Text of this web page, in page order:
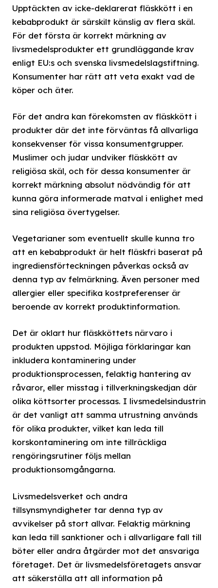
Upptäckten av icke-deklarerat fläskkött i en
kebabprodukt är särskilt känslig av flera skäl.
För det första är korrekt märkning av
livsmedelsprodukter ett grundläggande krav
enligt EU:s och svenska livsmedelslagstiftning.
Konsumenter har rätt att veta exakt vad de
köper och äter.
För det andra kan förekomsten av fläskkött i
produkter där det inte förväntas få allvarliga
konsekvenser för vissa konsumentgrupper.
Muslimer och judar undviker fläskkött av
religiösa skäl, och för dessa konsumenter är
korrekt märkning absolut nödvändig för att
kunna göra informerade matval i enlighet med
sina religiösa övertygelser.
Vegetarianer som eventuellt skulle kunna tro
att en kebabprodukt är helt fläskfri baserat på
ingrediensförteckningen påverkas också av
denna typ av felmärkning. Även personer med
allergier eller specifika kostpreferenser är
beroende av korrekt produktinformation.
Det är oklart hur fläskköttets närvaro i
produkten uppstod. Möjliga förklaringar kan
inkludera kontaminering under
produktionsprocessen, felaktig hantering av
råvaror, eller misstag i tillverkningskedjan där
olika köttsorter processas. I livsmedelsindustrin
är det vanligt att samma utrustning används
för olika produkter, vilket kan leda till
korskontaminering om inte tillräckliga
rengöringsrutiner följs mellan
produktionsomgångarna.
Livsmedelsverket och andra
tillsynsmyndigheter tar denna typ av
avvikelser på stort allvar. Felaktig märkning
kan leda till sanktioner och i allvarligare fall till
böter eller andra åtgärder mot det ansvariga
företaget. Det är livsmedelsföretagets ansvar
att säkerställa att all information på